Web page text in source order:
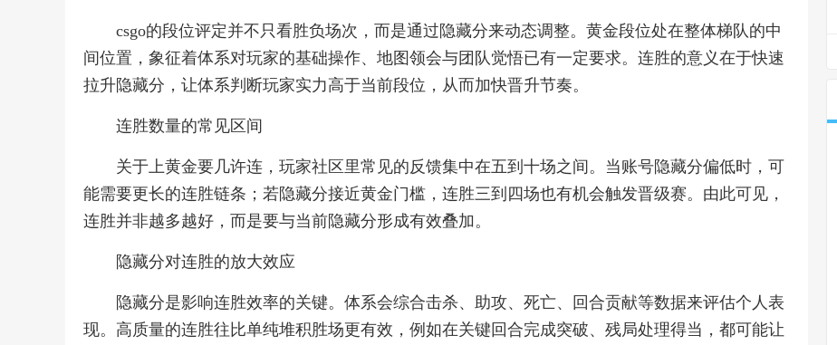
csgo的段位评定并不只看胜负场次，而是通过隐藏分来动态调整。黄金段位处在整体梯队的中
间位置，象征着体系对玩家的基础操作、地图领会与团队觉悟已有一定要求。连胜的意义在于快速
拉升隐藏分，让体系判断玩家实力高于当前段位，从而加快晋升节奏。
连胜数量的常见区间
关于上黄金要几许连，玩家社区里常见的反馈集中在五到十场之间。当账号隐藏分偏低时，可
能需要更长的连胜链条；若隐藏分接近黄金门槛，连胜三到四场也有机会触发晋级赛。由此可见，
连胜并非越多越好，而是要与当前隐藏分形成有效叠加。
隐藏分对连胜的放大效应
隐藏分是影响连胜效率的关键。体系会综合击杀、助攻、死亡、回合贡献等数据来评估个人表
现。高质量的连胜往比单纯堆积胜场更有效，例如在关键回合完成突破、残局处理得当，都可能让